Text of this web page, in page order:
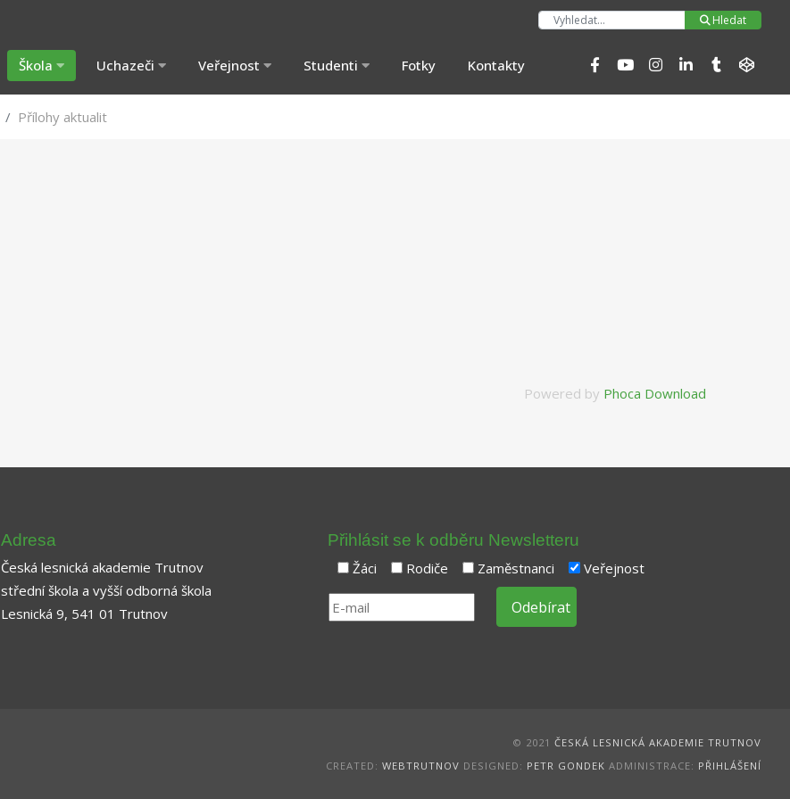
Hledat
Škola Uchazeči Veřejnost Studenti Fotky Kontakty
Přílohy aktualit
Powered by Phoca Download
Adresa
Česká lesnická akademie Trutnov
střední škola a vyšší odborná škola
Lesnická 9, 541 01 Trutnov
Přihlásit se k odběru Newsletteru
Žáci Rodiče Zaměstnanci Veřejnost
© 2021 ČESKÁ LESNICKÁ AKADEMIE TRUTNOV
CREATED: WEBTRUTNOV DESIGNED: PETR GONDEK ADMINISTRACE: PŘIHLÁŠENÍ